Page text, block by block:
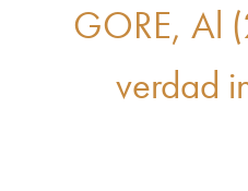
GORE, Al
verdad